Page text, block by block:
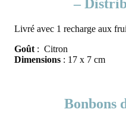
–
Livré avec 1 recharge aux
Goût : Citron
Dimensions : 17 x 7 cm
Bonbons